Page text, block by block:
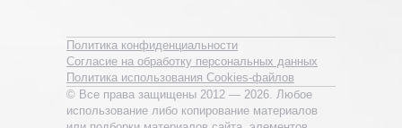
Политика конфиденциальности
Согласие на обработку персональных данных
Политика использования Cookies-файлов
© Все права защищены 2012 — 2026. Любое
использование либо копирование материалов